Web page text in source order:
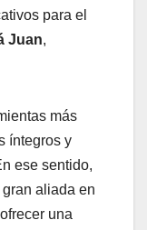
para el
Juan,
más
íntegros y
ese sentido,
aliada en
una